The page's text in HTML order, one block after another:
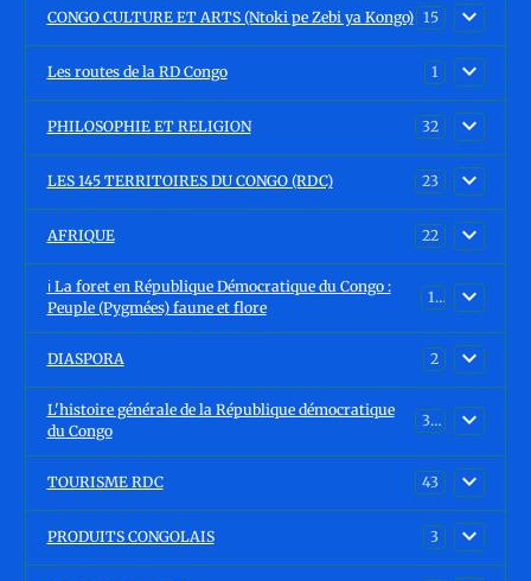
CONGO CULTURE ET ARTS (Ntoki pe Zebi ya Kongo) 15
Les routes de la RD Congo 1
PHILOSOPHIE ET RELIGION 32
LES 145 TERRITOIRES DU CONGO (RDC) 23
AFRIQUE 22
ℹ️ La foret en République Démocratique du Congo :
Peuple (Pygmées) faune et flore
15
DIASPORA 2
L'histoire générale de la République démocratique
du Congo
30
TOURISME RDC 43
PRODUITS CONGOLAIS 3